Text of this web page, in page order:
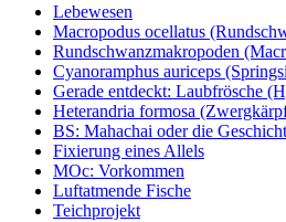
Lebewesen
Macropodus ocellatus
Rundschwanzmakropoden
Cyanoramphus auriceps
Gerade entdeckt: Laubfrösche
Heterandria formosa
BS: Mahachai oder die
Fixierung eines Allels
MOc: Vorkommen
Luftatmende Fische
Teichprojekt